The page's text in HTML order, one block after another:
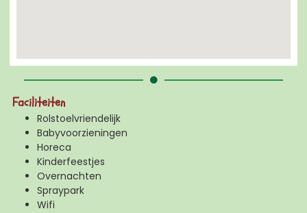
Faciliteiten
Rolstoelvriendelijk
Babyvoorzieningen
Horeca
Kinderfeestjes
Overnachten
Spraypark
Wifi